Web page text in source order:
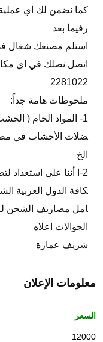
كما نضمن لك اي عملية
رفيما بعد
استلم مصنعك شغال في
2281022
ملحوظات هامة جداً:
1- المواد الخام (
ضلات الأخشاب في
الخ
2-ا أننا على استعداد
كافة الدول العربية
الجوالات اعلاه
شريف عمارة
معلومات الإعلان
السعر
12000